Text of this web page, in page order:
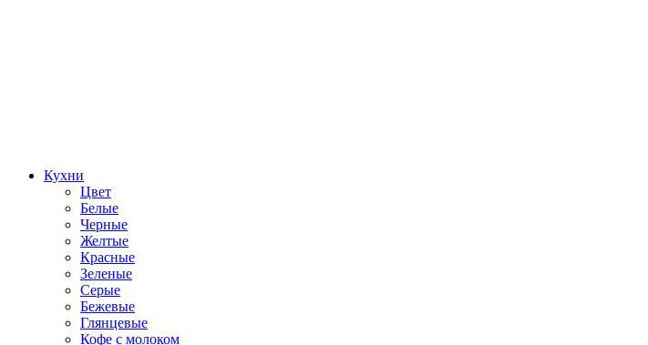
Кухни
Цвет
Белые
Черные
Желтые
Красные
Зеленые
Серые
Бежевые
Глянцевые
Кофе с молоком